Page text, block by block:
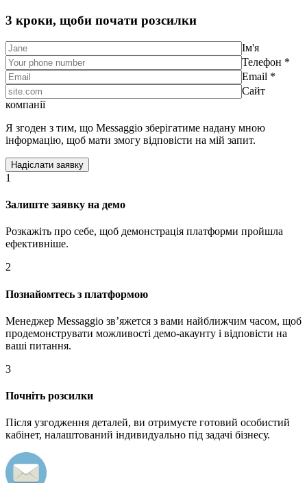
3 кроки, щоби почати розсилки
Ім'я
Телефон *
Email *
Сайт
компанії
Я згоден з тим, що Messaggio зберігатиме надану мною
інформацію, щоб мати змогу відповісти на мій запит.
1
Залиште заявку на демо
Розкажіть про себе, щоб демонстрація платформи пройшла
ефективніше.
2
Познайомтесь з платформою
Менеджер Messaggio звʼяжется з вами найближчим часом, щоб
продемонструвати можливості демо-акаунту і відповісти на
ваші питання.
3
Почніть розсилки
Після узгодження деталей, ви отримуєте готовий особистий
кабінет, налаштований індивидуально під задачі бізнесу.